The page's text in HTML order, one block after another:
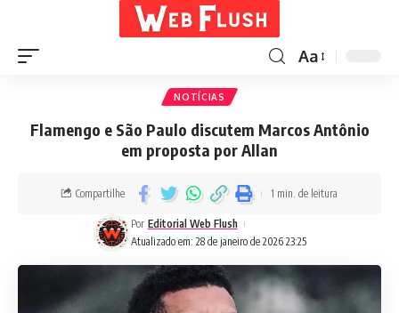
Aa
NOTÍCIAS
Flamengo e São Paulo discutem Marcos Antônio
em proposta por Allan
Atualizado em: 28 de janeiro de 2026 23:25
Por Editorial Web Flush
Compartilhe 1 min. de leitura